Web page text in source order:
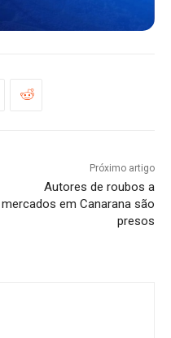
Próximo artigo
Autores de roubos a
mercados em Canarana são
presos